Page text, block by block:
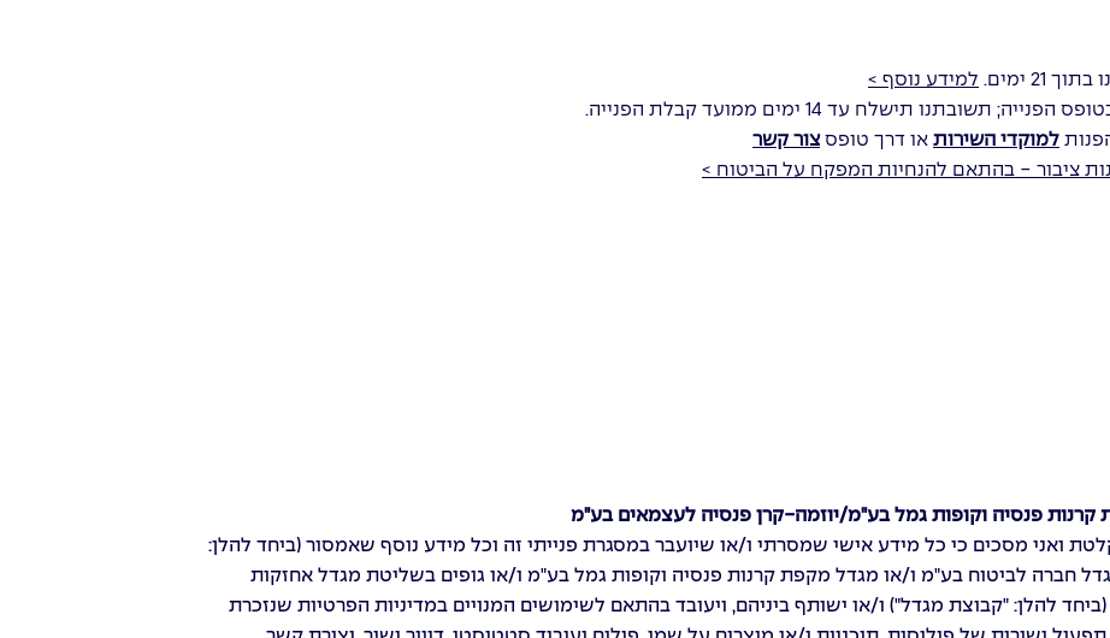
ימים.
למידע נוסף >
תישלח עד 14 ימים ממועד קבלת הפנייה.
למוקדי השירות או דרך טופסצור קשר
ציבור - בהתאם להנחיות המפקח על הביטוח >
פנסיה וקופות גמל בע"מ/יוזמה-קרן פנסיה לעצמאים בע"מ
ואני מסכים כי כל מידע אישי שמסרתי ו/או שיועבר במסגרת פנייתי זה וכל מידע נוסף שאמסור (ביחד להלן:
חברה לביטוח בע"מ ו/או מגדל מקפת קרנות פנסיה וקופות גמל בע"מ ו/או גופים בשליטת מגדל אחזקות
להלן: "קבוצת מגדל") ו/או ישותף ביניהם, ויעובד בהתאם לשימושים המנויים במדיניות הפרטיות שנזכרת